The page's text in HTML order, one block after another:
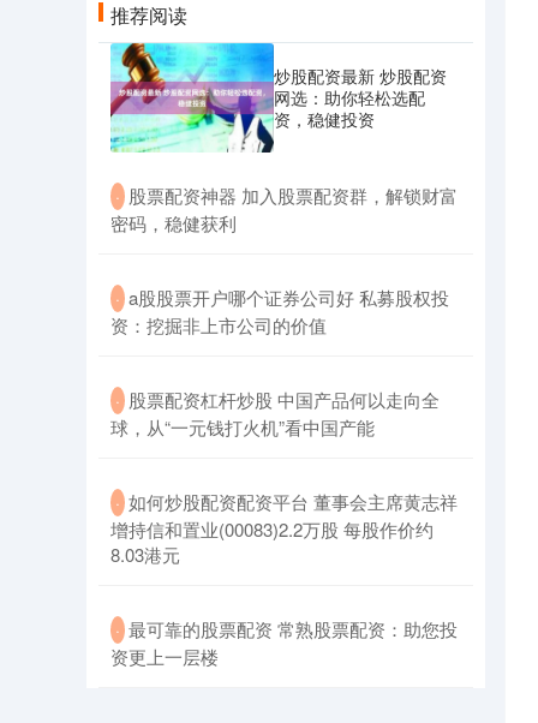
推荐阅读
炒股配资最新 炒股配资
网选：助你轻松选配
资，稳健投资
· ​股票配资神器 加入股票配资群，解锁财富
密码，稳健获利
· ​a股股票开户哪个证券公司好 私募股权投
资：挖掘非上市公司的价值
· ​股票配资杠杆炒股 中国产品何以走向全
球，从“一元钱打火机”看中国产能
· ​如何炒股配资配资平台 董事会主席黄志祥
增持信和置业(00083)2.2万股 每股作价约
8.03港元
· ​最可靠的股票配资 常熟股票配资：助您投
资更上一层楼